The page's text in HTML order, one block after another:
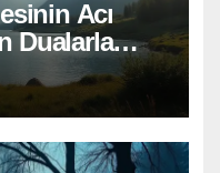
Acı
Dualarla